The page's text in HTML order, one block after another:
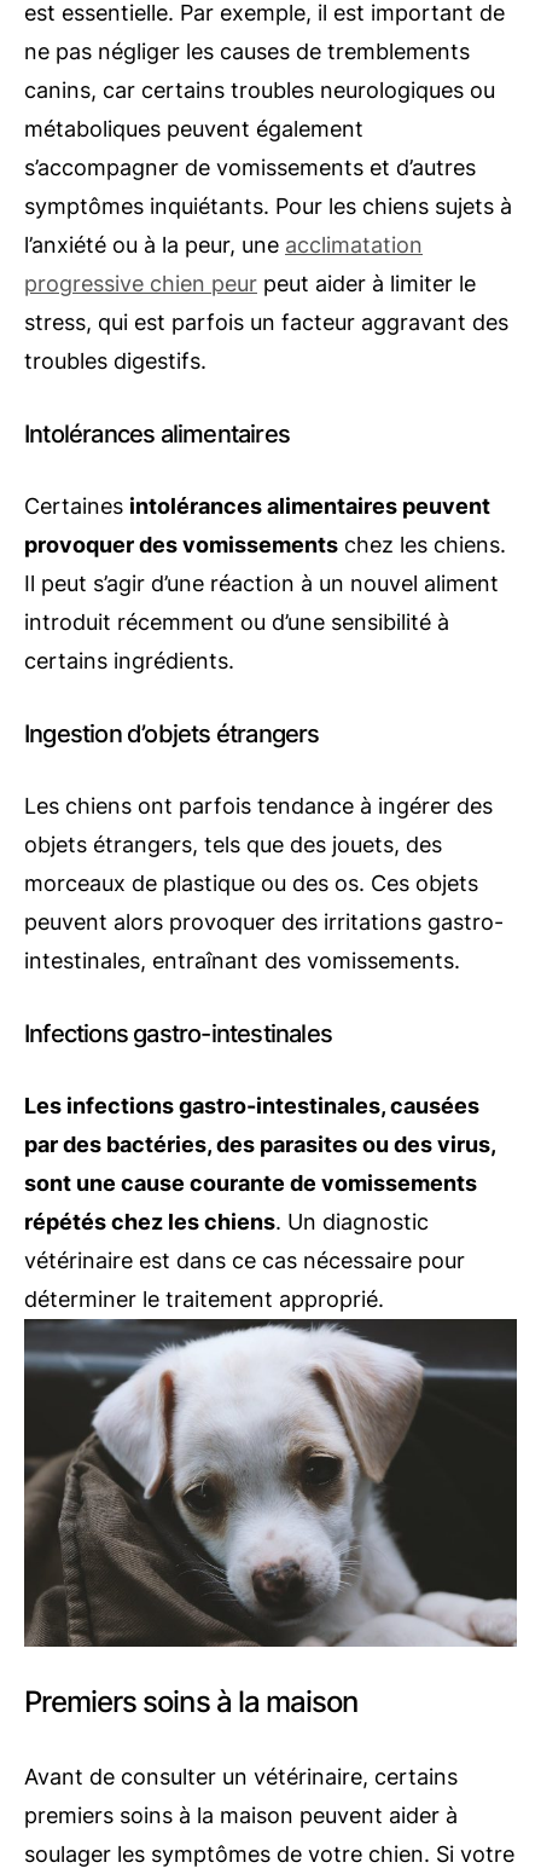
est essentielle. Par exemple, il est important de
ne pas négliger les causes de tremblements
canins, car certains troubles neurologiques ou
métaboliques peuvent également
s’accompagner de vomissements et d’autres
symptômes inquiétants. Pour les chiens sujets à
l’anxiété ou à la peur, une acclimatation
progressive chien peur peut aider à limiter le
stress, qui est parfois un facteur aggravant des
troubles digestifs.
Intolérances alimentaires
Certaines intolérances alimentaires peuvent
provoquer des vomissements chez les chiens.
Il peut s’agir d’une réaction à un nouvel aliment
introduit récemment ou d’une sensibilité à
certains ingrédients.
Ingestion d’objets étrangers
Les chiens ont parfois tendance à ingérer des
objets étrangers, tels que des jouets, des
morceaux de plastique ou des os. Ces objets
peuvent alors provoquer des irritations gastro-
intestinales, entraînant des vomissements.
Infections gastro-intestinales
Les infections gastro-intestinales, causées
par des bactéries, des parasites ou des virus,
sont une cause courante de vomissements
répétés chez les chiens. Un diagnostic
vétérinaire est dans ce cas nécessaire pour
déterminer le traitement approprié.
Premiers soins à la maison
Avant de consulter un vétérinaire, certains
premiers soins à la maison peuvent aider à
soulager les symptômes de votre chien. Si votre